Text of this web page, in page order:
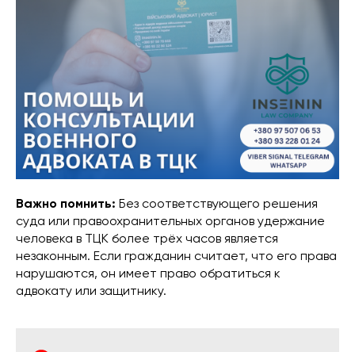
Важно помнить: Без соответствующего решения
суда или правоохранительных органов удержание
человека в ТЦК более трёх часов является
незаконным. Если гражданин считает, что его права
нарушаются, он имеет право обратиться к
адвокату или защитнику.